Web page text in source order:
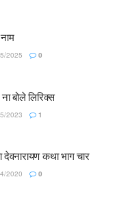
2025 0
ना बोले लिरिक्स
2023 1
देवनारायण कथा भाग चार
2020 0